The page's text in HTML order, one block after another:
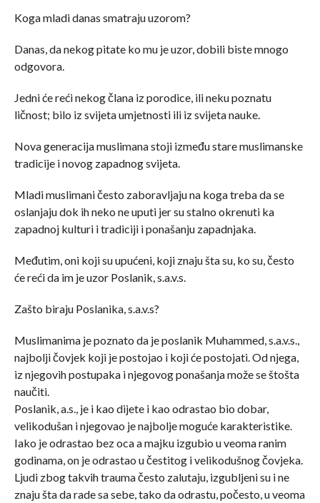
Koga mladi danas smatraju uzorom?
Danas, da nekog pitate ko mu je uzor, dobili biste mnogo
odgovora.
Jedni će reći nekog člana iz porodice, ili neku poznatu
ličnost; bilo iz svijeta umjetnosti ili iz svijeta nauke.
Nova generacija muslimana stoji između stare muslimanske
tradicije i novog zapadnog svijeta.
Mladi muslimani često zaboravljaju na koga treba da se
oslanjaju dok ih neko ne uputi jer su stalno okrenuti ka
zapadnoj kulturi i tradiciji i ponašanju zapadnjaka.
Međutim, oni koji su upućeni, koji znaju šta su, ko su, često
će reći da im je uzor Poslanik, s.a.v.s.
Zašto biraju Poslanika, s.a.v.s?
Muslimanima je poznato da je poslanik Muhammed, s.a.v.s.,
najbolji čovjek koji je postojao i koji će postojati. Od njega,
iz njegovih postupaka i njegovog ponašanja može se štošta
naučiti.
Poslanik, a.s., je i kao dijete i kao odrastao bio dobar,
velikodušan i njegovao je najbolje moguće karakteristike.
Iako je odrastao bez oca a majku izgubio u veoma ranim
godinama, on je odrastao u čestitog i velikodušnog čovjeka.
Ljudi zbog takvih trauma često zalutaju, izgubljeni su i ne
znaju šta da rade sa sebe, tako da odrastu, počesto, u veoma